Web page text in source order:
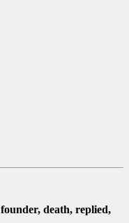
founder, death, replied,